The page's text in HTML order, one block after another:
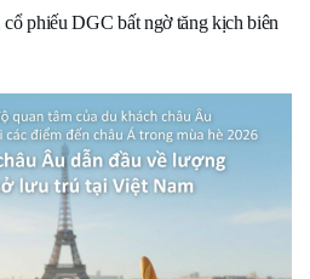
phiếu DGC bất ngờ tăng kịch biên